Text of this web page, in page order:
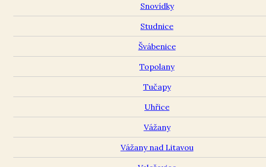
Snovídky
Studnice
Švábenice
Topolany
Tučapy
Uhřice
Vážany
Vážany nad Litavou